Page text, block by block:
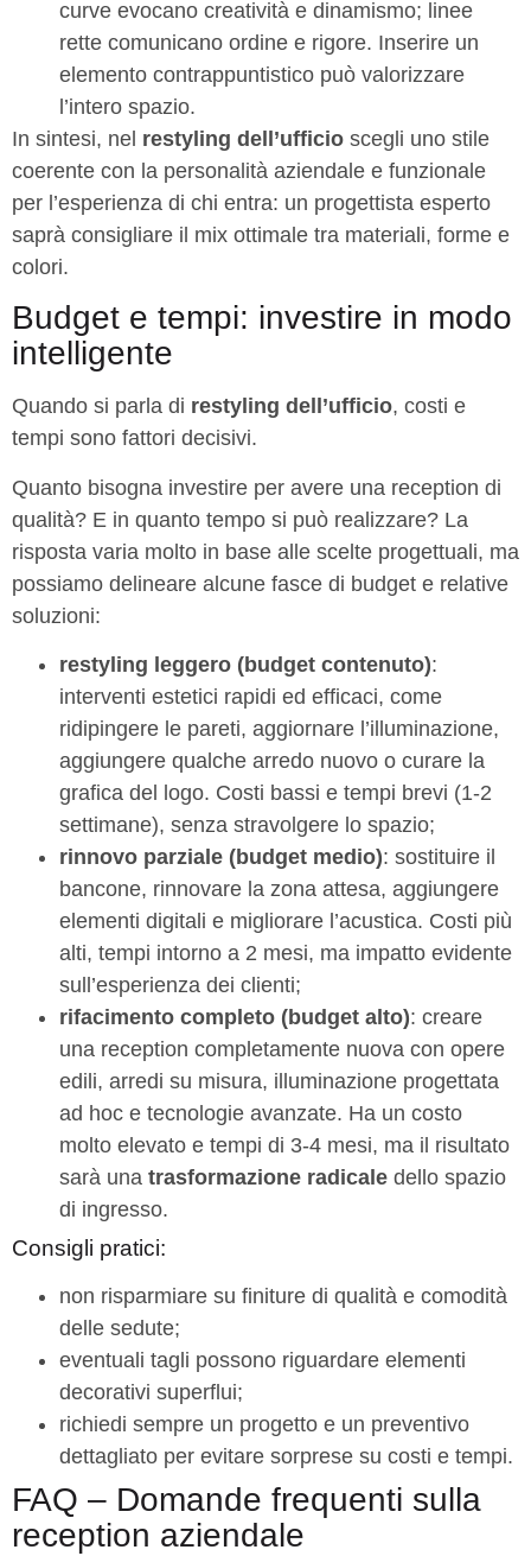
curve evocano creatività e dinamismo; linee
rette comunicano ordine e rigore. Inserire un
elemento contrappuntistico può valorizzare
l’intero spazio.
In sintesi, nel restyling dell’ufficio scegli uno stile
coerente con la personalità aziendale e funzionale
per l’esperienza di chi entra: un progettista esperto
saprà consigliare il mix ottimale tra materiali, forme e
colori.
Budget e tempi: investire in modo
intelligente
Quando si parla di restyling dell’ufficio, costi e
tempi sono fattori decisivi.
Quanto bisogna investire per avere una reception di
qualità? E in quanto tempo si può realizzare? La
risposta varia molto in base alle scelte progettuali, ma
possiamo delineare alcune fasce di budget e relative
soluzioni:
restyling leggero (budget contenuto):
interventi estetici rapidi ed efficaci, come
ridipingere le pareti, aggiornare l’illuminazione,
aggiungere qualche arredo nuovo o curare la
grafica del logo. Costi bassi e tempi brevi (1-2
settimane), senza stravolgere lo spazio;
rinnovo parziale (budget medio): sostituire il
bancone, rinnovare la zona attesa, aggiungere
elementi digitali e migliorare l’acustica. Costi più
alti, tempi intorno a 2 mesi, ma impatto evidente
sull’esperienza dei clienti;
rifacimento completo (budget alto): creare
una reception completamente nuova con opere
edili, arredi su misura, illuminazione progettata
ad hoc e tecnologie avanzate. Ha un costo
molto elevato e tempi di 3-4 mesi, ma il risultato
sarà una trasformazione radicale dello spazio
di ingresso.
Consigli pratici:
non risparmiare su finiture di qualità e comodità
delle sedute;
eventuali tagli possono riguardare elementi
decorativi superflui;
richiedi sempre un progetto e un preventivo
dettagliato per evitare sorprese su costi e tempi.
FAQ – Domande frequenti sulla
reception aziendale